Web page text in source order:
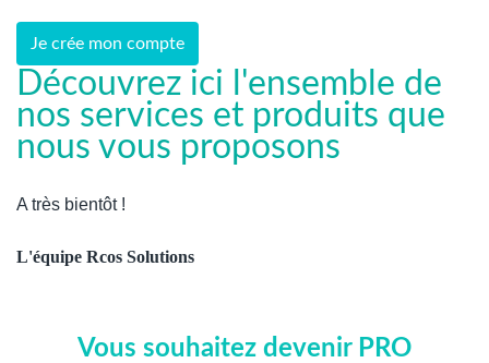
Je crée mon compte
Découvrez ici l'ensemble de
nos services et produits que
nous vous proposons
A très bientôt !
L'équipe Rcos Solutions
Vous souhaitez devenir PRO